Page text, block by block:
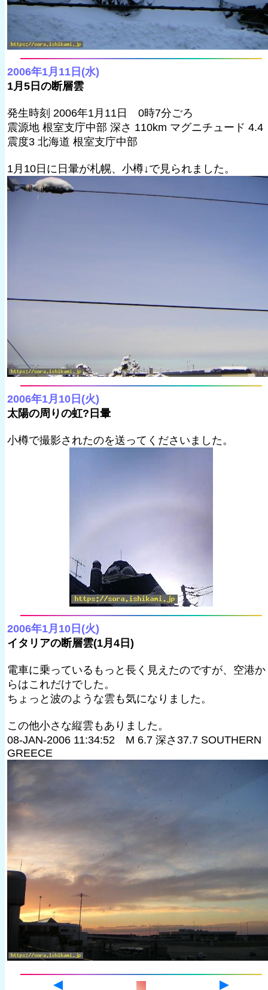
2006年1月11日(水)
1月5日の断層雲
発生時刻 2006年1月11日 0時7分ごろ
震源地 根室支庁中部 深さ 110km マグニチュード 4.4
震度3 北海道 根室支庁中部
1月10日に日暈が札幌、小樽↓で見られました。
2006年1月10日(火)
太陽の周りの虹?日暈
小樽で撮影されたのを送ってくださいました。
2006年1月10日(火)
イタリアの断層雲(1月4日)
電車に乗っているもっと長く見えたのですが、空港か
らはこれだけでした。
ちょっと波のような雲も気になりました。
この他小さな縦雲もありました。
08-JAN-2006 11:34:52 M 6.7 深さ37.7 SOUTHERN
GREECE